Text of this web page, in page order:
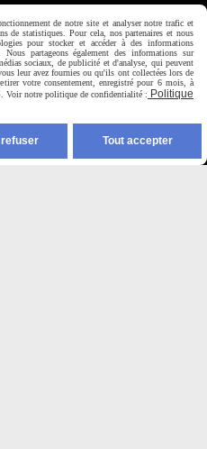
Samedi de
14H00-18H30
sécurisé
de notre site et analyser notre trafic et
de statistiques. Pour cela, nos partenaires et nous
pour stocker et accéder à des informations
partageons également des informations sur
sociaux, de publicité et d'analyse, qui peuvent
leur avez fournies ou qu'ils ont collectées lors de
votre consentement, enregistré pour 6 mois, à
Voir notre politique de confidentialité : Politique
refuser Tout accepter